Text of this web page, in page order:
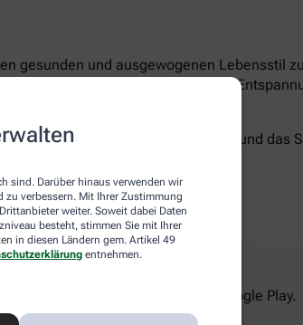
sind. Darüber hinaus verwenden wir
verbessern. Mit Ihrer Zustimmung
weiter. Soweit dabei Daten
besteht, stimmen Sie mit Ihrer
in diesen Ländern gem. Artikel 49
entnehmen.
gesunden und ausgewogenen Lebensstil
Bewegung, Ernährung und
Eigenverantwortung und das
gibt’s im App Store und bei Google Play.